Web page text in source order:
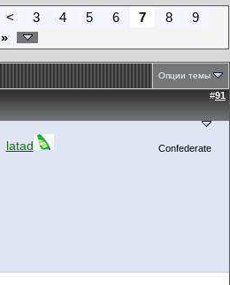
< 3 4 5 6 7 8
9
»
Опции темы
#91
latad Confederate